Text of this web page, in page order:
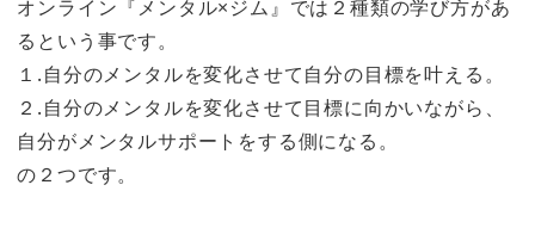
オンライン『メンタル×ジム』では２種類の学び方があ
るという事です。
１.自分のメンタルを変化させて自分の目標を叶える。
２.自分のメンタルを変化させて目標に向かいながら、
自分がメンタルサポートをする側になる。
の２つです。